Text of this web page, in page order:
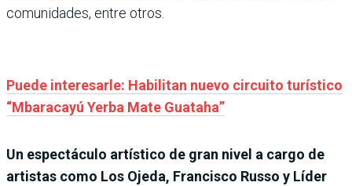
comunidades, entre otros.
Puede interesarle: Habilitan nuevo circuito turístico
“Mbaracayú Yerba Mate Guataha”
Un espectáculo artístico de gran nivel a cargo de
artistas como Los Ojeda, Francisco Russo y Líder